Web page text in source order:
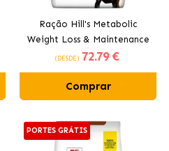
Ração Hill's Metabolic
Weight Loss & Maintenance
para cães pequenos
(DESDE) 72.79 €
Comprar
PORTES GRÁTIS